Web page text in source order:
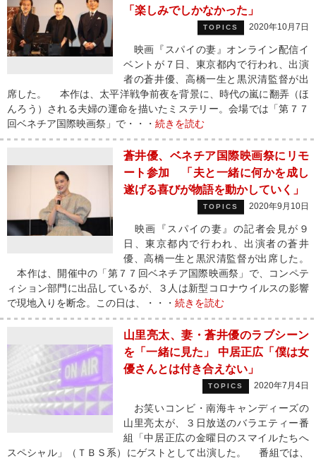
「楽しみでしかなかった」
TOPICS 2020年10月7日
映画『スパイの妻』オンライン配信イ
ベントが７日、東京都内で行われ、出演
者の蒼井優、高橋一生と黒沢清監督が出
席した。 本作は、太平洋戦争前夜を背景に、時代の嵐に翻弄（ほ
んろう）される夫婦の運命を描いたミステリー。会場では「第７７
回ベネチア国際映画祭」で・・・ 続きを読む
蒼井優、ベネチア国際映画祭にリモ
ート参加 「夫と一緒に何かを成し
遂げる喜びが物語を動かしていく」
TOPICS 2020年9月10日
映画『スパイの妻』の記者会見が９
日、東京都内で行われ、出演者の蒼井
優、高橋一生と黒沢清監督が出席した。
本作は、開催中の「第７７回ベネチア国際映画祭」で、コンペテ
ィション部門に出品しているが、３人は新型コロナウイルスの影響
で現地入りを断念。この日は、・・・ 続きを読む
山里亮太、妻・蒼井優のラブシーン
を「一緒に見た」 中居正広「僕は女
優さんとは付き合えない」
TOPICS 2020年7月4日
お笑いコンビ・南海キャンディーズの
山里亮太が、３日放送のバラエティー番
組「中居正広の金曜日のスマイルたちへ
スペシャル」（ＴＢＳ系）にゲストとして出演した。 番組では、